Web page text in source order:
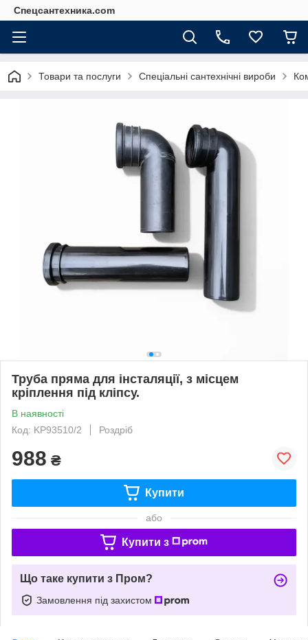
Спецсантехника.com
Товари та послуги Спеціальні сантехнічні вироби
Труба пряма для інсталяції, з місцем
кріплення під кліпсу.
В наявності
Код: KP93510/2
Роздріб
988 ₴
Купити
або
Купити з
Що таке купити з Пром?
Замовлення під захистом